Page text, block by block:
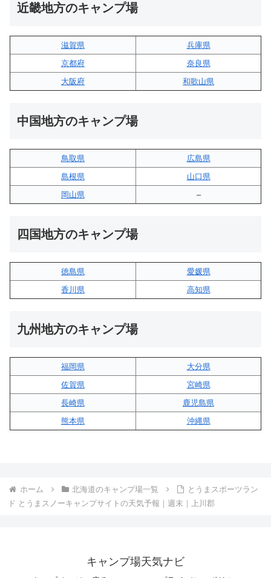
近畿地方のキャンプ場
滋賀県
兵庫県
京都府
奈良県
大阪府
和歌山県
中国地方のキャンプ場
鳥取県
広島県
島根県
山口県
岡山県
–
四国地方のキャンプ場
徳島県
愛媛県
香川県
高知県
九州地方のキャンプ場
福岡県
大分県
佐賀県
宮崎県
長崎県
鹿児島県
熊本県
沖縄県
ホーム 北海道のキャンプ場一覧
とうまスポーツラン
ド とうまスノーキャンプサイトの天気予報｜週末｜上川郡
キャンプ場天気ナビ